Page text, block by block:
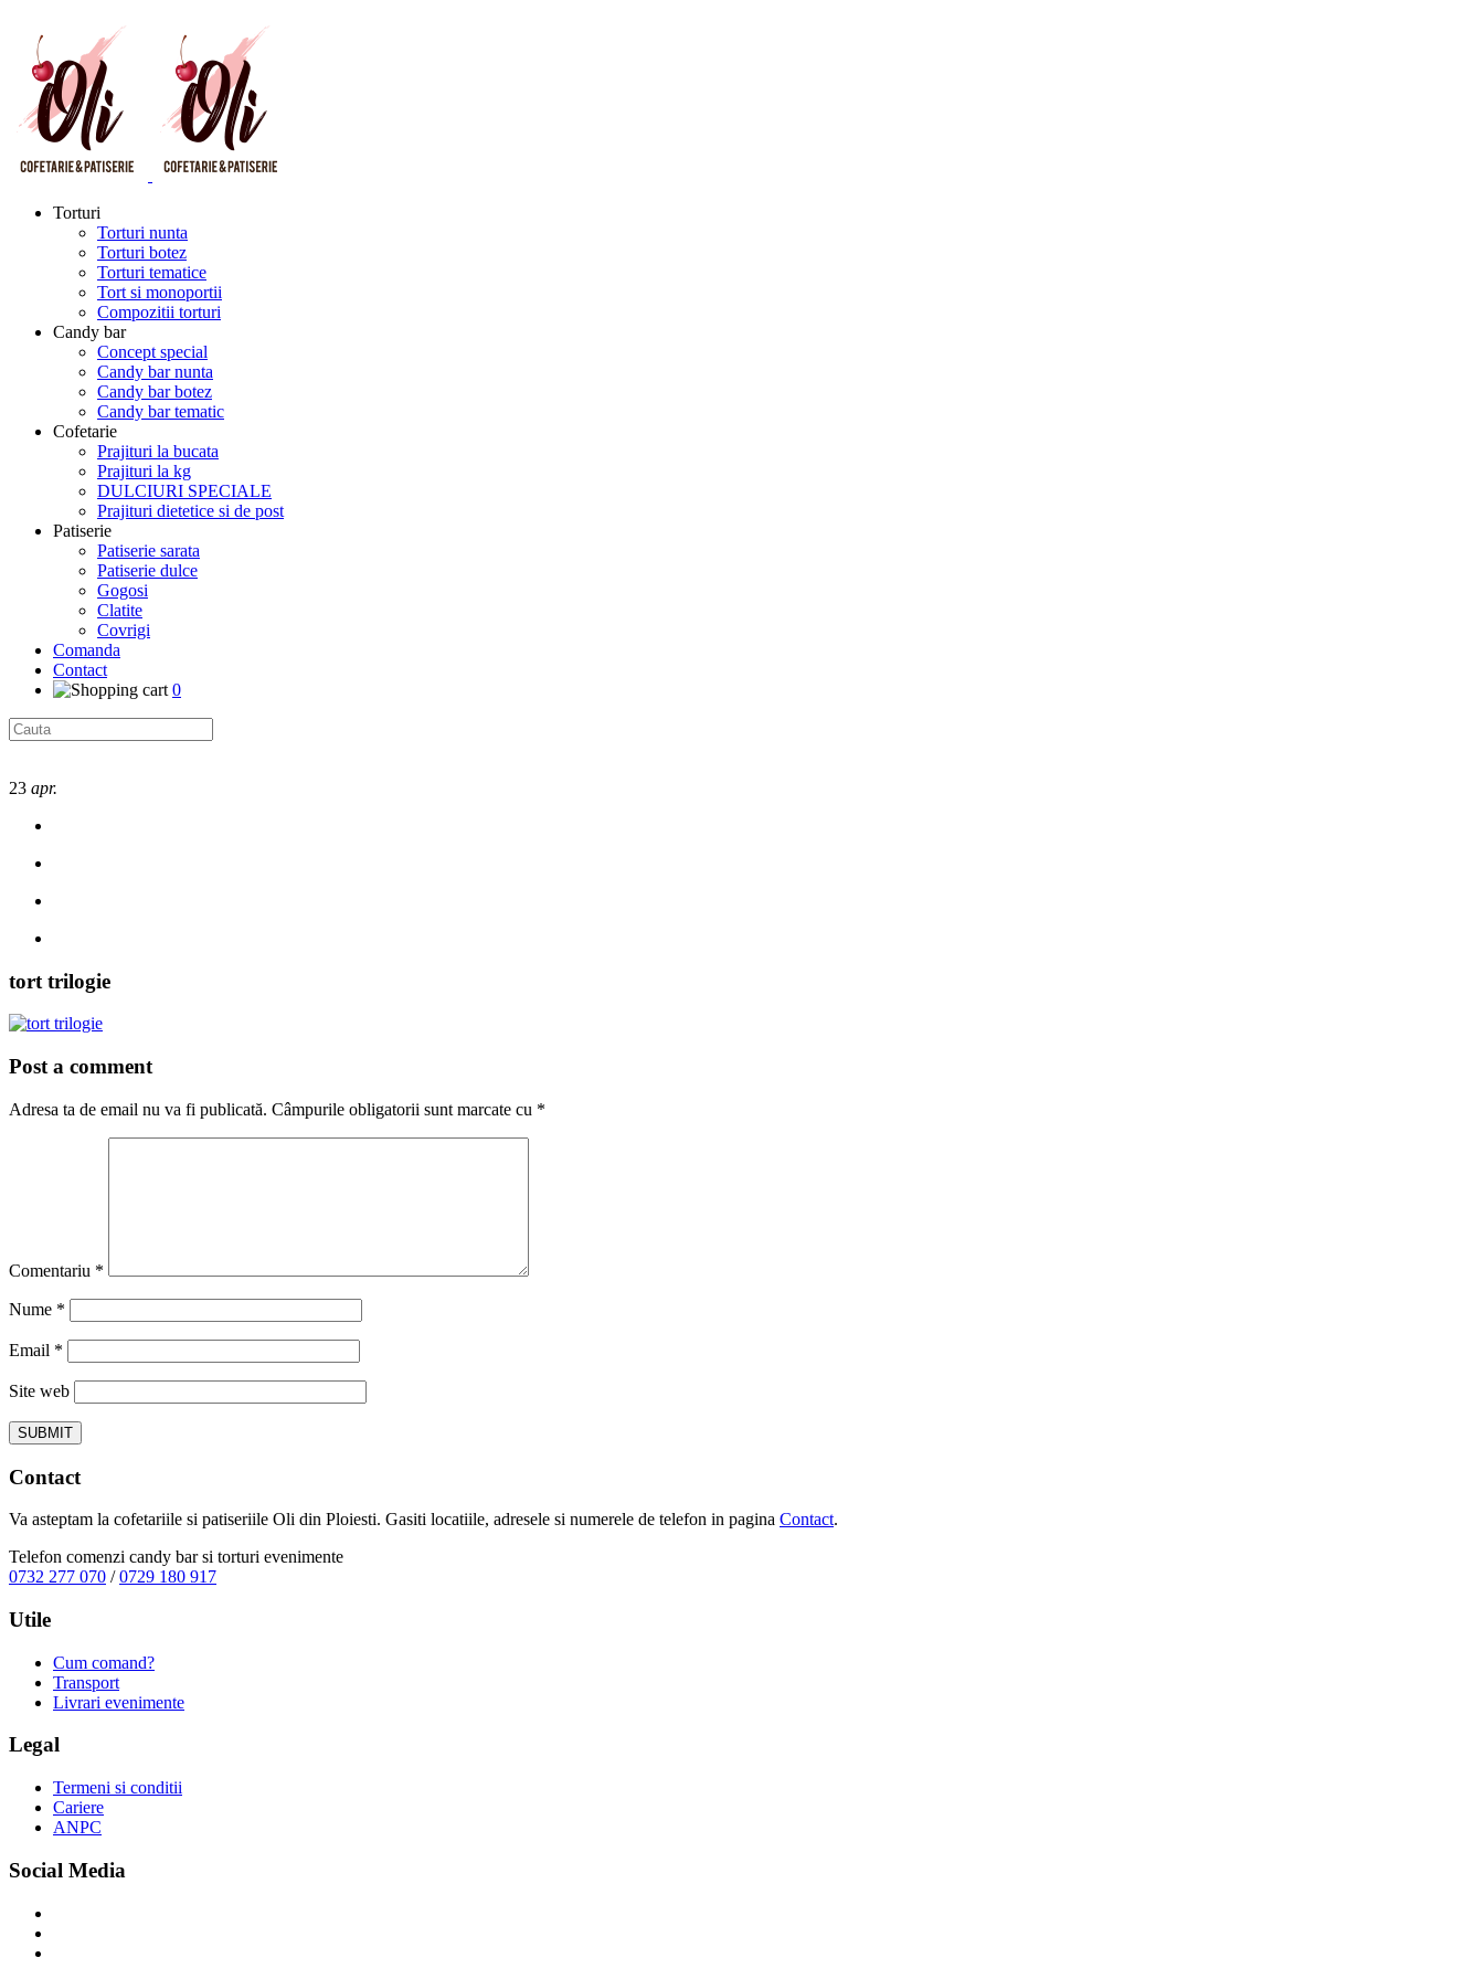
Torturi
Torturi nunta
Torturi botez
Torturi tematice
Tort si monoportii
Compozitii torturi
Candy bar
Concept special
Candy bar nunta
Candy bar botez
Candy bar tematic
Cofetarie
Prajituri la bucata
Prajituri la kg
DULCIURI SPECIALE
Prajituri dietetice si de post
Patiserie
Patiserie sarata
Patiserie dulce
Gogosi
Clatite
Covrigi
Comanda
Contact
0
23 apr.
tort trilogie
Post a comment
Adresa ta de email nu va fi publicată. Câmpurile obligatorii sunt marcate cu *
Comentariu *
Nume *
Email *
Site web
Contact
Va asteptam la cofetariile si patiseriile Oli din Ploiesti. Gasiti locatiile, adresele si numerele de telefon in pagina Contact.
Telefon comenzi candy bar si torturi evenimente
0732 277 070 /0729 180 917
Utile
Cum comand?
Transport
Livrari evenimente
Legal
Termeni si conditii
Cariere
ANPC
Social Media